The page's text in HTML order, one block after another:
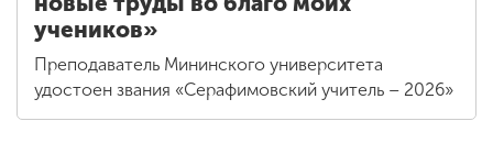
«Для меня это благословение на
новые труды во благо моих
учеников»
Преподаватель Мининского университета